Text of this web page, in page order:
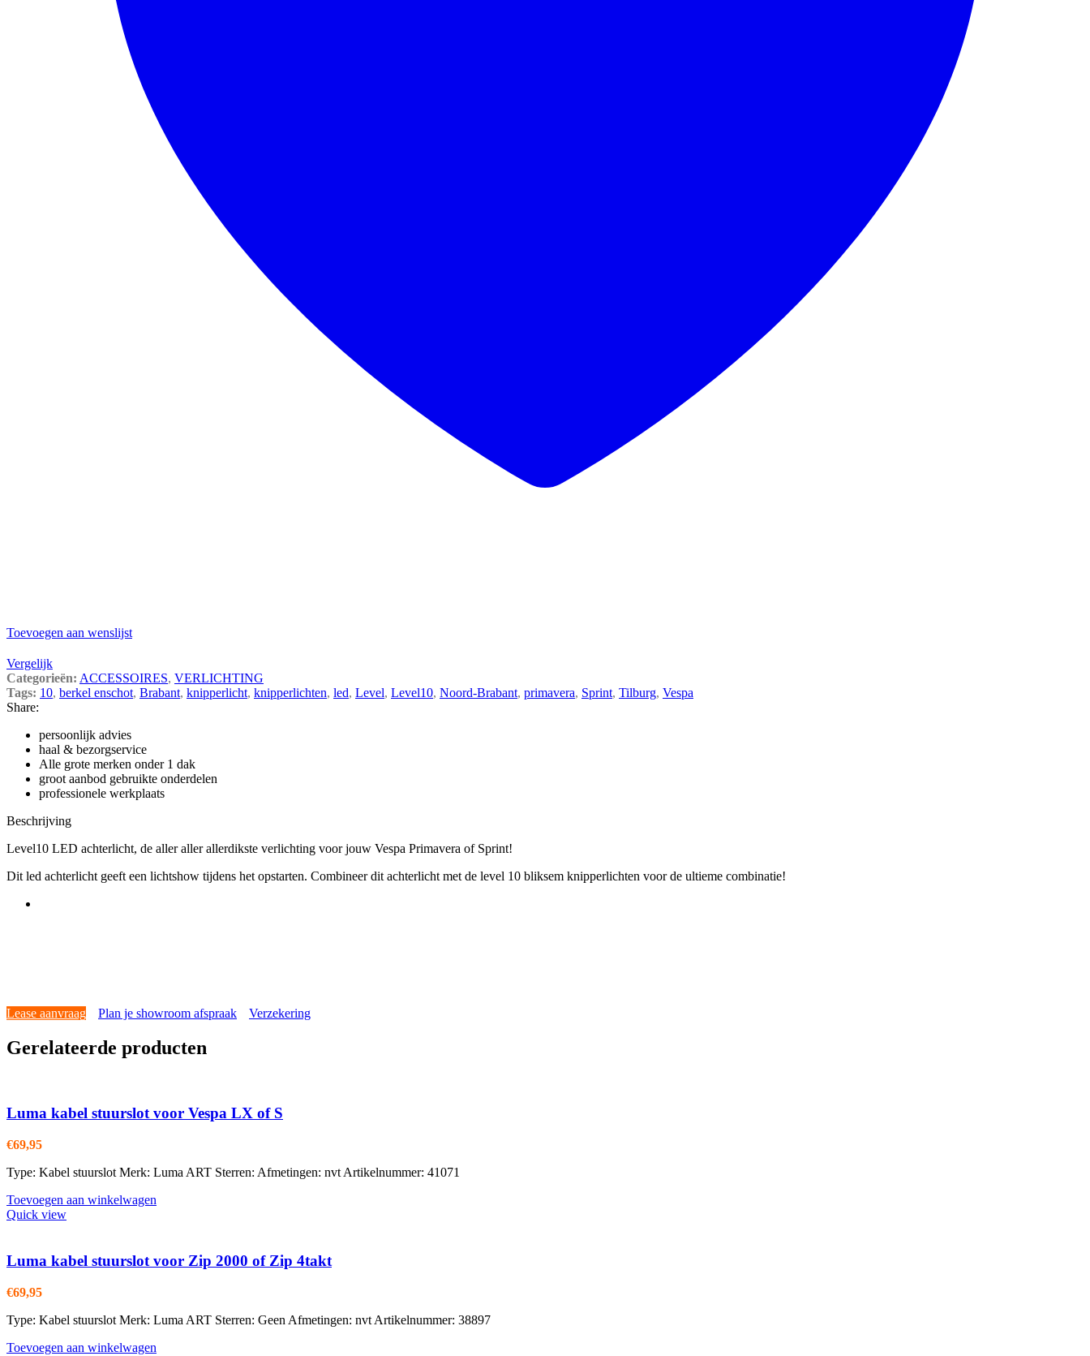
Toevoegen aan wenslijst
Vergelijk
Categorieën: ACCESSOIRES, VERLICHTING
Tags: 10, berkel enschot, Brabant, knipperlicht, knipperlichten, led, Level, Level10, Noord-Brabant, primavera, Sprint, Tilburg, Vespa
Share:
persoonlijk advies
haal & bezorgservice
Alle grote merken onder 1 dak
groot aanbod gebruikte onderdelen
professionele werkplaats
Beschrijving
Level10 LED achterlicht, de aller aller allerdikste verlichting voor jouw Vespa Primavera of Sprint!
Dit led achterlicht geeft een lichtshow tijdens het opstarten. Combineer dit achterlicht met de level 10 bliksem knipperlichten voor de ultieme combinatie!
Lease aanvraag Plan je showroom afspraak Verzekering
Gerelateerde producten
Luma kabel stuurslot voor Vespa LX of S
€69,95
Type: Kabel stuurslot Merk: Luma ART Sterren: Afmetingen: nvt Artikelnummer: 41071
Toevoegen aan winkelwagen
Quick view
Luma kabel stuurslot voor Zip 2000 of Zip 4takt
€69,95
Type: Kabel stuurslot Merk: Luma ART Sterren: Geen Afmetingen: nvt Artikelnummer: 38897
Toevoegen aan winkelwagen